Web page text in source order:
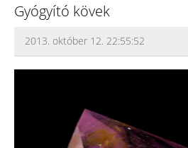
Gyógyító kövek
2013. október 12. 22:55:52